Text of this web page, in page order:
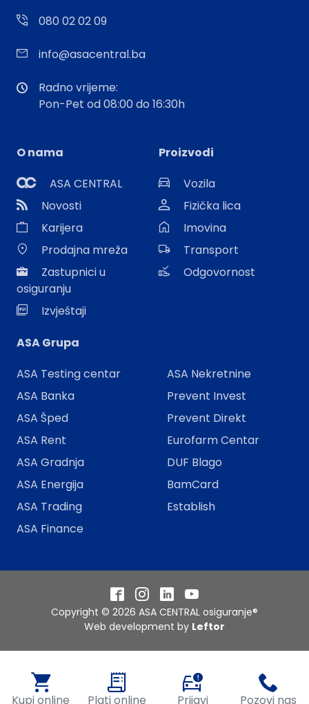
080 02 02 09
info@asacentral.ba
Radno vrijeme:
Pon-Pet od 08:00 do 16:30h
O nama
ASA CENTRAL
Novosti
Karijera
Prodajna mreža
Zastupnici u
osiguranju
Izvještaji
Proizvodi
Vozila
Fizička lica
Imovina
Transport
Odgovornost
ASA Grupa
ASA Testing centar
ASA Banka
ASA Šped
ASA Rent
ASA Gradnja
ASA Energija
ASA Trading
ASA Finance
ASA Nekretnine
Prevent Invest
Prevent Direkt
Eurofarm Centar
DUF Blago
BamCard
Establish
FacebookInstagram
LinkedInYouTube
Copyright © 2026 ASA CENTRAL osiguranje®
Web development by Leftor
Kupi online Plati online Prijavi Pozovi nas